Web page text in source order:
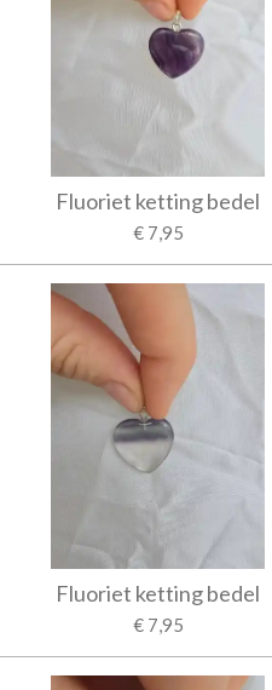
Fluoriet ketting bedel
€ 7,95
Fluoriet ketting bedel
€ 7,95